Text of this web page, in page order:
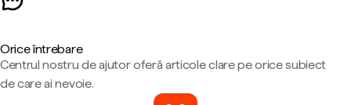
Orice întrebare
Centrul nostru de ajutor oferă articole clare pe orice subiect
de care ai nevoie.